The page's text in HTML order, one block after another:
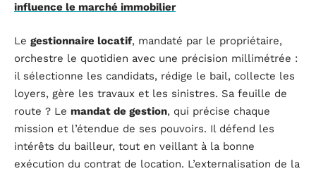
influence le marché immobilier
Le gestionnaire locatif, mandaté par le propriétaire,
orchestre le quotidien avec une précision millimétrée :
il sélectionne les candidats, rédige le bail, collecte les
loyers, gère les travaux et les sinistres. Sa feuille de
route ? Le mandat de gestion, qui précise chaque
mission et l’étendue de ses pouvoirs. Il défend les
intérêts du bailleur, tout en veillant à la bonne
exécution du contrat de location. L’externalisation de la